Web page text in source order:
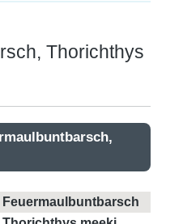
Thorichthys
Feuermaulbuntbarsch